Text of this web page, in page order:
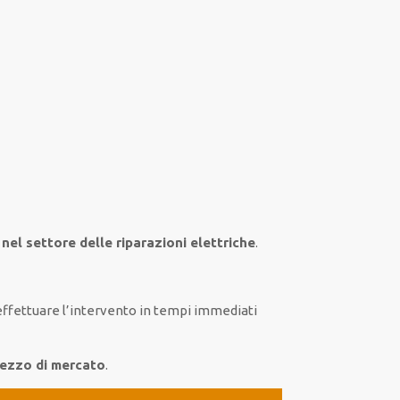
nel settore delle riparazioni elettriche.
l’intervento in tempi immediati
di mercato.